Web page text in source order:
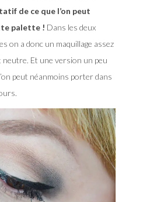
de ce que l’on peut
palette ! Dans les deux
on a donc un maquillage assez
neutre. Et une version un peu
peut néanmoins porter dans